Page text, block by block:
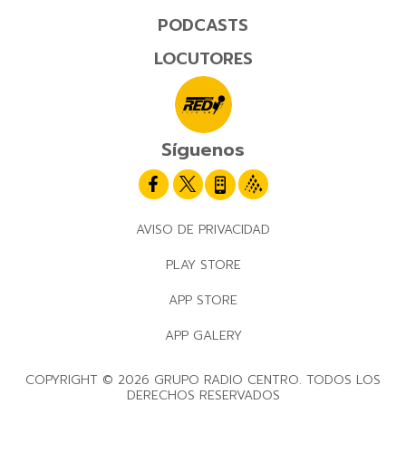
PODCASTS
LOCUTORES
Síguenos
AVISO DE PRIVACIDAD
PLAY STORE
APP STORE
APP GALERY
COPYRIGHT © 2026 GRUPO RADIO CENTRO. TODOS LOS
DERECHOS RESERVADOS